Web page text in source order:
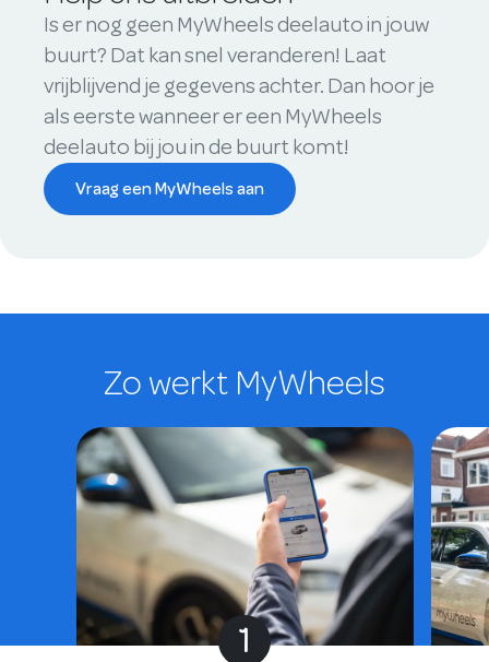
Is er nog geen MyWheels deelauto in jouw
buurt? Dat kan snel veranderen! Laat
vrijblijvend je gegevens achter. Dan hoor je
als eerste wanneer er een MyWheels
deelauto bij jou in de buurt komt!
Vraag een MyWheels aan
Zo werkt MyWheels
1